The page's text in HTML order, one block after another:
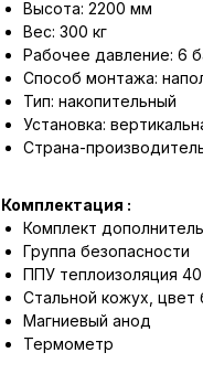
Высота: 2200 мм
Вес: 300 кг
Рабочее давление: 6
Способ монтажа:
Тип: накопительный
Установка:
Страна-
Комплектация :
Комплект
Группа безопасности
ППУ теплоизоляция
Стальной кожух, цвет
Магниевый анод
Термометр